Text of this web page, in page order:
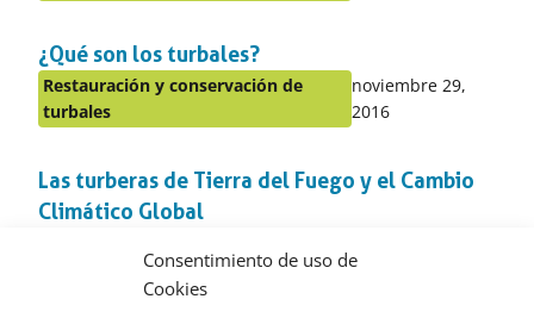
Consentimiento de uso de
Cookies
el
apartado
¿Qué son los turbales?
Publicado
el
apartado
Restauración y conservación de
turbales
Publicado
en:
noviembre 29,
2016
Las turberas de Tierra del Fuego y el Cambio
Climático Global
en:
2016